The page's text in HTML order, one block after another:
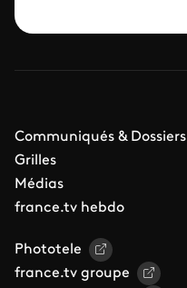
Communiqués & Dossiers
Grilles
Médias
france.tv hebdo
Phototele
france.tv groupe